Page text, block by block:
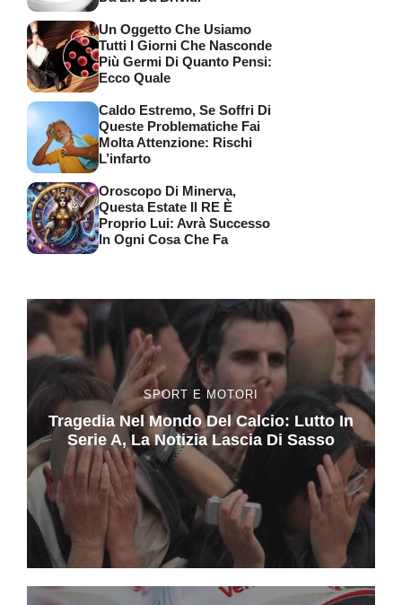
Un Oggetto Che Usiamo
Tutti I Giorni Che Nasconde
Più Germi Di Quanto Pensi:
Ecco Quale
Caldo Estremo, Se Soffri Di
Queste Problematiche Fai
Molta Attenzione: Rischi
L’infarto
Oroscopo Di Minerva,
Questa Estate Il RE È
Proprio Lui: Avrà Successo
In Ogni Cosa Che Fa
SPORT E MOTORI
Tragedia Nel Mondo Del Calcio: Lutto In
Serie A, La Notizia Lascia Di Sasso